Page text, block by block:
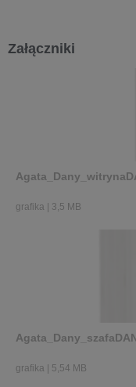
Załączniki
grafika 3,5 MB
grafika 5,54 MB